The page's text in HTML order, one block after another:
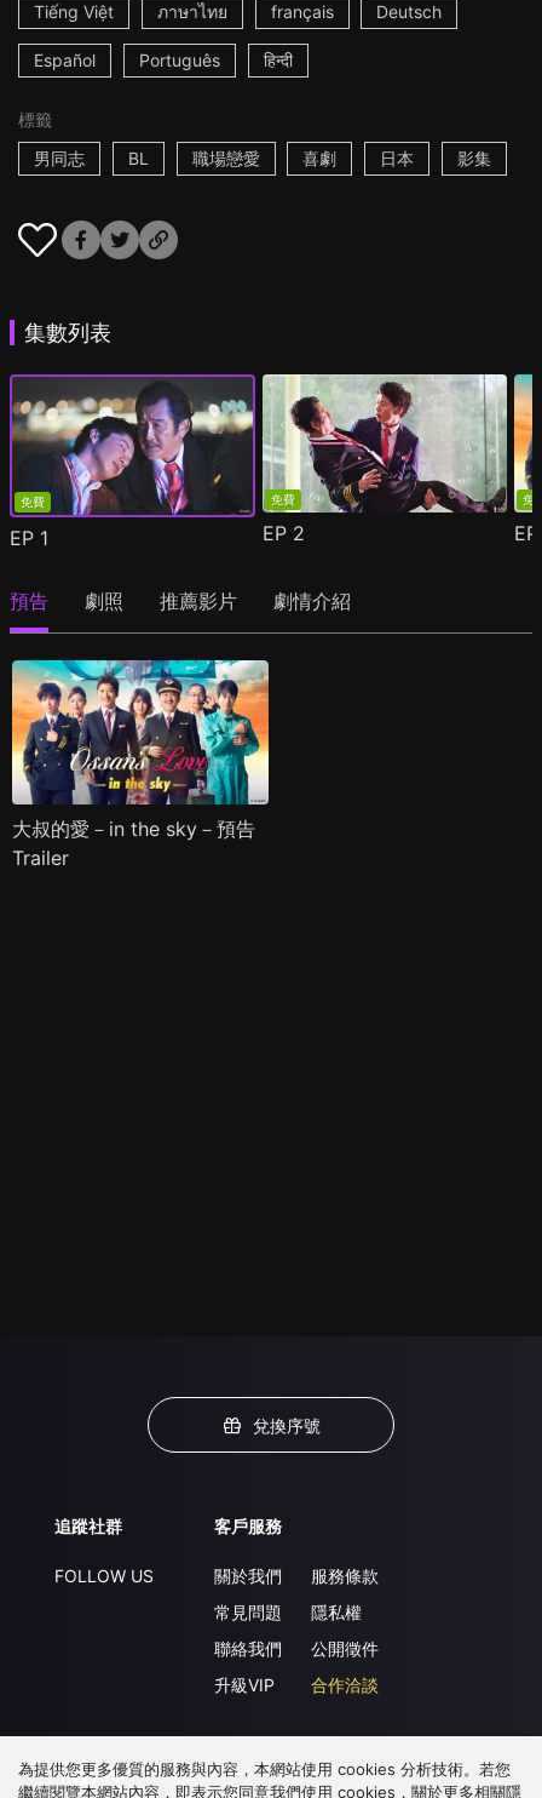
Tiếng Việt ภาษาไทย français Deutsch
Español Português हिन्दी
標籤
男同志
BL 職場戀愛 喜劇 日本 影集
集數列表
免費
EP 1
免費
EP 2
免
預告 劇照 推薦影片 劇情介紹
大叔的愛－in the sky－預告
Trailer
兌換序號
追蹤社群
FOLLOW US
客戶服務
關於我們
常見問題
聯絡我們
升級VIP
服務條款
隱私權
公開徵件
合作洽談
下載 APP
為提供您更多優質的服務與內容，本網站使用 cookies 分析技術。若您
繼續閱覽本網站內容，即表示您同意我們使用 cookies，關於更多相關隱